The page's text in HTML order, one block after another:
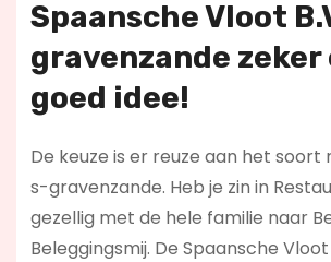
Spaansche Vloot
gravenzande zeker
goed idee!
De keuze is er reuze aan het soort
s-gravenzande. Heb je zin in
gezellig met de hele familie naar
Beleggingsmij. De Spaansche